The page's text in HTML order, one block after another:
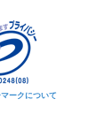
ークについて